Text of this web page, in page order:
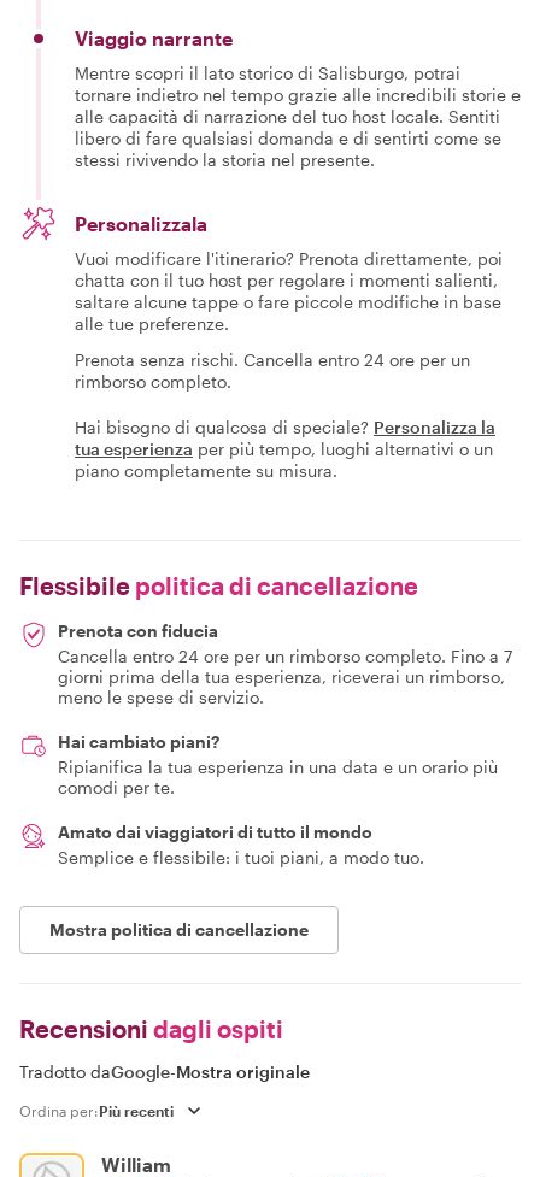
Viaggio narrante
Mentre scopri il lato storico di Salisburgo, potrai
tornare indietro nel tempo grazie alle incredibili storie e
alle capacità di narrazione del tuo host locale. Sentiti
libero di fare qualsiasi domanda e di sentirti come se
stessi rivivendo la storia nel presente.
Personalizzala
Vuoi modificare l'itinerario? Prenota direttamente, poi
chatta con il tuo host per regolare i momenti salienti,
saltare alcune tappe o fare piccole modifiche in base
alle tue preferenze.
Prenota senza rischi. Cancella entro 24 ore per un
rimborso completo.
Hai bisogno di qualcosa di speciale? Personalizza la
tua esperienza per più tempo, luoghi alternativi o un
piano completamente su misura.
Flessibile politica di cancellazione
Prenota con fiducia
Cancella entro 24 ore per un rimborso completo. Fino a 7
giorni prima della tua esperienza, riceverai un rimborso,
meno le spese di servizio.
Hai cambiato piani?
Ripianifica la tua esperienza in una data e un orario più
comodi per te.
Amato dai viaggiatori di tutto il mondo
Semplice e flessibile: i tuoi piani, a modo tuo.
Mostra politica di cancellazione
Recensioni dagli ospiti
Tradotto daGoogle-Mostra originale
Ordina per:
William